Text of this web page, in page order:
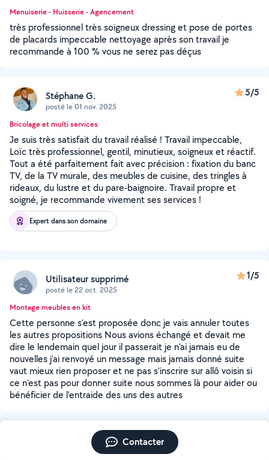
Menuiserie - Huisserie - Agencement
très professionnel très soigneux dressing et pose de portes
de placards impeccable nettoyage après son travail je
recommande à 100 % vous ne serez pas déçus
Stéphane G.
posté le 01 nov. 2025
5/5
Bricolage et multi services
Je suis très satisfait du travail réalisé ! Travail impeccable,
Loïc très professionnel, gentil, minutieux, soigneux et réactif.
Tout a été parfaitement fait avec précision : fixation du banc
TV, de la TV murale, des meubles de cuisine, des tringles à
rideaux, du lustre et du pare-baignoire. Travail propre et
soigné, je recommande vivement ses services !
Expert dans son domaine
Utilisateur supprimé
posté le 22 oct. 2025
1/5
Montage meubles en kit
Cette personne s'est proposée donc je vais annuler toutes
les autres propositions Nous avions échangé et devait me
dire le lendemain quel jour il passerait je n'ai jamais eu de
nouvelles j'ai renvoyé un message mais jamais donné suite
vaut mieux rien proposer et ne pas s'inscrire sur allô voisin si
ce n'est pas pour donner suite nous sommes là pour aider ou
bénéficier de l'entraide des uns des autres
Contacter